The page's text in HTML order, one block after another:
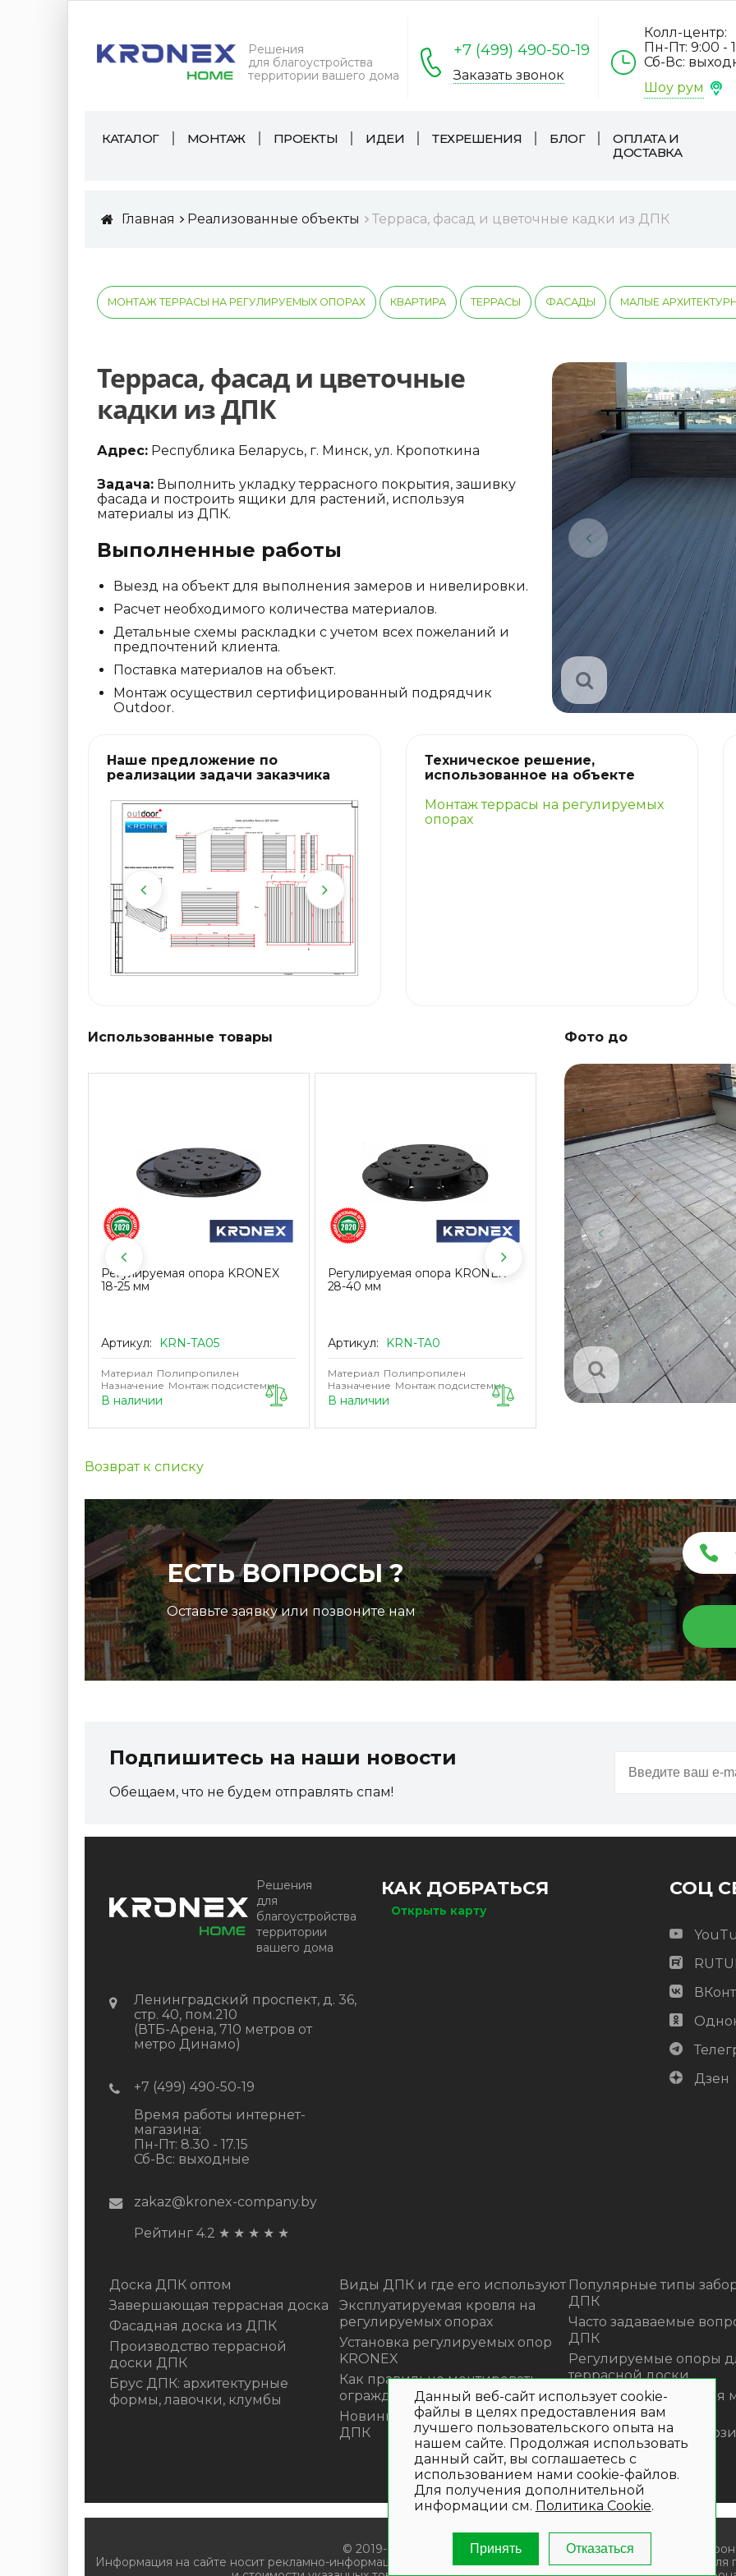
Решения
для благоустройства
территории вашего дома
+7 (499) 490-50-19
Заказать звонок
Колл-центр:
Пн-Пт: 9:00 -
Сб-Вс:
Шоу рум
КАТАЛОГ МОНТАЖ ПРОЕКТЫ ИДЕИ ТЕХРЕШЕНИЯ БЛОГ
ОПЛАТА И
ДОСТАВКА
Главная Реализованные объекты Терраса, фасад и цветочные кадки из ДПК
МОНТАЖ ТЕРРАСЫ НА РЕГУЛИРУЕМЫХ ОПОРАХ КВАРТИРА ТЕРРАСЫ ФАСАДЫ МАЛЫЕ
Терраса, фасад и цветочные
кадки из ДПК
Адрес: Республика Беларусь, г. Минск, ул. Кропоткина
Задача: Выполнить укладку террасного покрытия, зашивку
фасада и построить ящики для растений, используя
материалы из ДПК.
Выполненные работы
Выезд на объект для выполнения замеров и нивелировки.
Расчет необходимого количества материалов.
Детальные схемы раскладки с учетом всех пожеланий и
предпочтений клиента.
Поставка материалов на объект.
Монтаж осуществил сертифицированный подрядчик
Outdoor.
Наше предложение по
реализации задачи заказчика
Техническое решение,
использованное на объекте
Монтаж террасы на регулируемых
опорах
Фото до
Использованные товары
Регулируемая опора KRONEX
18-25 мм
Артикул: KRN-TA05
Материал Полипропилен
Назначение Монтаж подсистемы
В наличии
Регулируемая опора KRONEX
28-40 мм
Артикул: KRN-TA0
Материал Полипропилен
Назначение Монтаж подсистемы
В наличии
Регулируемая опора KRONEX
52-82 мм
Артикул: KRN-TA2
Материал
Полипропилен
Назначение
Монтаж подсистемы
В наличии
Возврат к списку
ЕСТЬ ВОПРОСЫ ?
Оставьте заявку или позвоните нам
Подпишитесь на наши новости
Обещаем, что не будем отправлять спам!
Решения
для
благоустройства
территории
вашего дома
Ленинградский проспект, д. 36,
стр. 40, пом.210
(ВТБ-Арена, 710 метров от
метро Динамо)
+7 (499) 490-50-19
Время работы интернет-
магазина:
Пн-Пт: 8.30 - 17.15
Сб-Вс: выходные
zakaz@kronex-company.by
Рейтинг 4.2 ★ ★ ★ ★ ★
КАК ДОБРАТЬСЯ
Открыть карту
СОЦ
Дзен
Доска ДПК оптом
Завершающая террасная доска
Фасадная доска из ДПК
Производство террасной
доски ДПК
Брус ДПК: архитектурные
формы, лавочки, клумбы
Виды ДПК и где его используют
Эксплуатируемая кровля на
регулируемых опорах
Установка регулируемых опор
KRONEX
Как правильно монтировать
ограждения из ДПК?
Новинка! Моющее средство для
ДПК
Популярные типы
ДПК
Часто задаваемые
ДПК
Регулируемые опоры
террасной доски
Премиальная садовая
из ротанга Outdoor
Нескользящие
ступени
© 2019- 2026. Общество с ограниченной ответственностью
Информация на сайте носит рекламно-информационный характер и не является публичной офертой.
Данный веб-сайт использует cookie-
файлы в целях предоставления вам
лучшего пользовательского опыта на
нашем сайте. Продолжая использовать
данный сайт, вы соглашаетесь с
использованием нами cookie-файлов.
Для получения дополнительной
информации см. Политика Cookie.
Принять Отказаться